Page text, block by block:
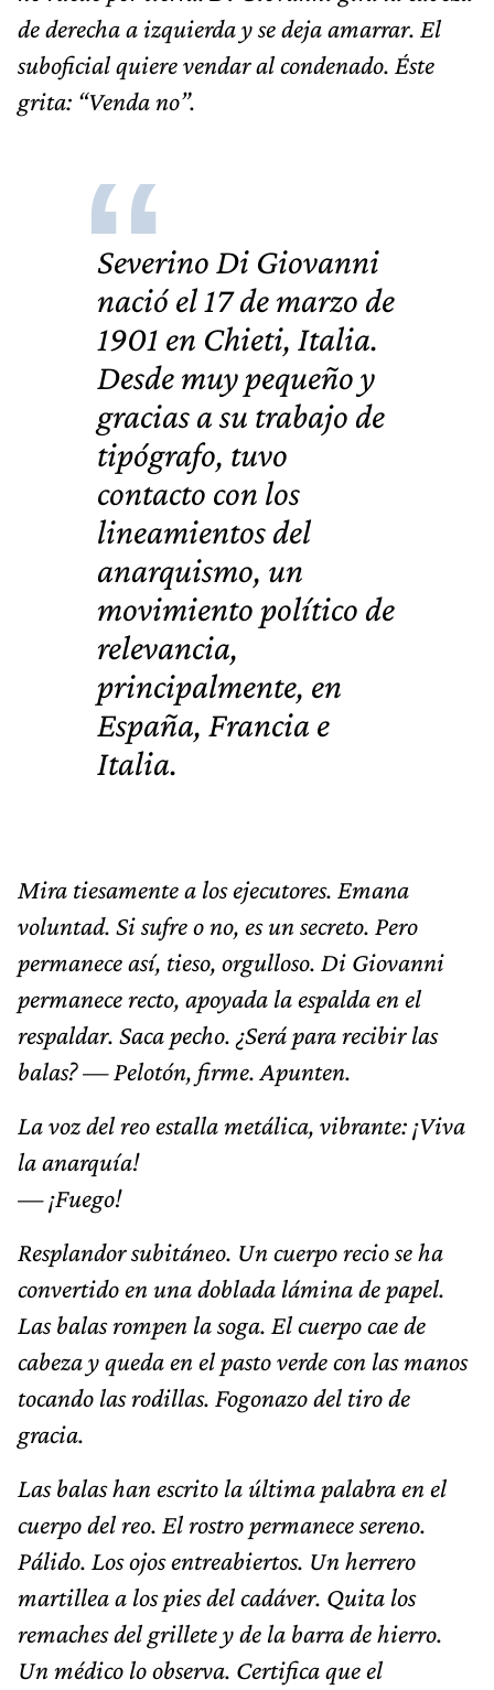
de derecha a izquierda y se deja amarrar. El
suboficial quiere vendar al condenado. Éste
grita: “Venda no”.
Severino Di Giovanni
nació el 17 de marzo de
1901 en Chieti, Italia.
Desde muy pequeño y
gracias a su trabajo de
tipógrafo, tuvo
contacto con los
lineamientos del
anarquismo, un
movimiento político de
relevancia,
principalmente, en
España, Francia e
Italia.
Mira tiesamente a los ejecutores. Emana
voluntad. Si sufre o no, es un secreto. Pero
permanece así, tieso, orgulloso. Di Giovanni
permanece recto, apoyada la espalda en el
respaldar. Saca pecho. ¿Será para recibir las
balas? — Pelotón, firme. Apunten.
La voz del reo estalla metálica, vibrante: ¡Viva
la anarquía!
— ¡Fuego!
Resplandor subitáneo. Un cuerpo recio se ha
convertido en una doblada lámina de papel.
Las balas rompen la soga. El cuerpo cae de
cabeza y queda en el pasto verde con las manos
tocando las rodillas. Fogonazo del tiro de
gracia.
Las balas han escrito la última palabra en el
cuerpo del reo. El rostro permanece sereno.
Pálido. Los ojos entreabiertos. Un herrero
martillea a los pies del cadáver. Quita los
remaches del grillete y de la barra de hierro.
Un médico lo observa. Certifica que el